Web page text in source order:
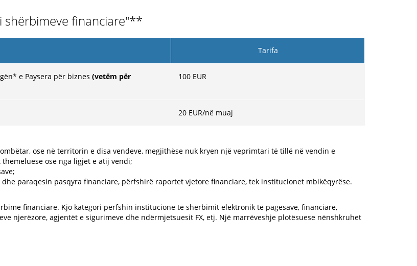
shërbimeve financiare"**
Tarifa
e Paysera për biznes (vetëm për
100 EUR
20 EUR/në muaj
ose në territorin e disa vendeve, megjithëse nuk kryen një veprimtari të tillë në vendin e
ose nga ligjet e atij vendi;
paraqesin pasqyra financiare, përfshirë raportet vjetore financiare, tek institucionet mbikëqyrëse.
financiare. Kjo kategori përfshin institucione të shërbimit elektronik të pagesave, financiare,
njerëzore, agjentët e sigurimeve dhe ndërmjetsuesit FX, etj. Një marrëveshje plotësuese nënshkruhet